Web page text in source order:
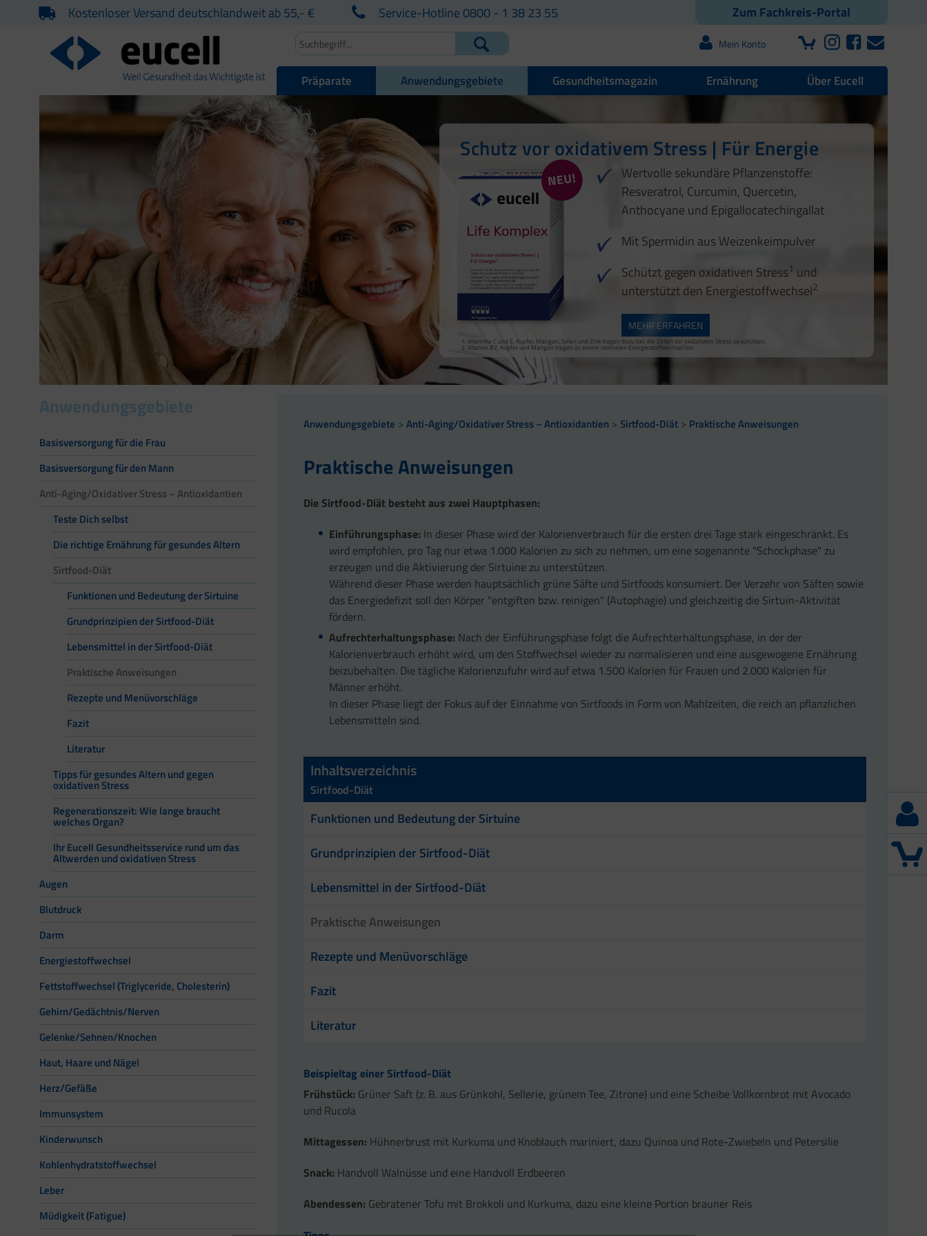
Zum Fachkreis-Portal
Kostenloser Versand deutschlandweit ab 55,- € Service-Hotline 0800 - 1 38 23 55
Mein Konto
Präparate Anwendungsgebiete Gesundheitsmagazin Ernährung Über Eucell
Schutz vor oxidativem Stress | Für Energie
Wertvolle sekundäre Pflanzenstoffe:
Resveratrol, Curcumin, Quercetin,
Anthocyane und Epigallocatechingallat
Mit Spermidin aus Weizenkeimpulver
Schützt gegen oxidativen Stress1 und
unterstützt den Energiestoffwechsel2
MEHR ERFAHREN
Vitamine C und E, Kupfer, Mangan, Selen und Zink tragen dazu bei, die Zellen vor oxidativem Stress zu schützen.
Vitamin B2, Kupfer und Mangan tragen zu einem normalen Energiestoffwechsel bei.
Anwendungsgebiete
Basisversorgung für die Frau
Basisversorgung für den Mann
Anti-Aging/Oxidativer Stress – Antioxidantien
Teste Dich selbst
Die richtige Ernährung für gesundes Altern
Sirtfood-Diät
Funktionen und Bedeutung der Sirtuine
Grundprinzipien der Sirtfood-Diät
Lebensmittel in der Sirtfood-Diät
Praktische Anweisungen
Rezepte und Menüvorschläge
Fazit
Literatur
Tipps für gesundes Altern und gegen
oxidativen Stress
Regenerationszeit: Wie lange braucht
welches Organ?
Ihr Eucell Gesundheitsservice rund um das
Altwerden und oxidativen Stress
Augen
Blutdruck
Darm
Energiestoffwechsel
Fettstoffwechsel (Triglyceride, Cholesterin)
Gehirn/Gedächtnis/Nerven
Gelenke/Sehnen/Knochen
Haut, Haare und Nägel
Herz/Gefäße
Immunsystem
Kinderwunsch
Kohlenhydratstoffwechsel
Leber
Müdigkeit (Fatigue)
Anwendungsgebiete Anti-Aging/Oxidativer Stress – Antioxidantien Sirtfood-Diät Praktische Anweisungen
Praktische Anweisungen
Die Sirtfood-Diät besteht aus zwei Hauptphasen:
Einführungsphase: In dieser Phase wird der Kalorienverbrauch für die ersten drei Tage stark eingeschränkt. Es
wird empfohlen, pro Tag nur etwa 1.000 Kalorien zu sich zu nehmen, um eine sogenannte "Schockphase" zu
erzeugen und die Aktivierung der Sirtuine zu unterstützen.
Während dieser Phase werden hauptsächlich grüne Säfte und Sirtfoods konsumiert. Der Verzehr von Säften sowie
das Energiedefizit soll den Körper "entgiften bzw. reinigen" (Autophagie) und gleichzeitig die Sirtuin-Aktivität
fördern.
Aufrechterhaltungsphase: Nach der Einführungsphase folgt die Aufrechterhaltungsphase, in der der
Kalorienverbrauch erhöht wird, um den Stoffwechsel wieder zu normalisieren und eine ausgewogene Ernährung
beizubehalten. Die tägliche Kalorienzufuhr wird auf etwa 1.500 Kalorien für Frauen und 2.000 Kalorien für
Männer erhöht.
In dieser Phase liegt der Fokus auf der Einnahme von Sirtfoods in Form von Mahlzeiten, die reich an pflanzlichen
Lebensmitteln sind.
Inhaltsverzeichnis
Sirtfood-Diät
Funktionen und Bedeutung der Sirtuine
Grundprinzipien der Sirtfood-Diät
Lebensmittel in der Sirtfood-Diät
Praktische Anweisungen
Rezepte und Menüvorschläge
Fazit
Literatur
Beispieltag einer Sirtfood-Diät
Frühstück: Grüner Saft (z. B. aus Grünkohl, Sellerie, grünem Tee, Zitrone) und eine Scheibe Vollkornbrot mit Avocado
und Rucola
Mittagessen: Hühnerbrust mit Kurkuma und Knoblauch mariniert, dazu Quinoa und Rote-Zwiebeln und Petersilie
Snack: Handvoll Walnüsse und eine Handvoll Erdbeeren
Abendessen: Gebratener Tofu mit Brokkoli und Kurkuma, dazu eine kleine Portion brauner Reis